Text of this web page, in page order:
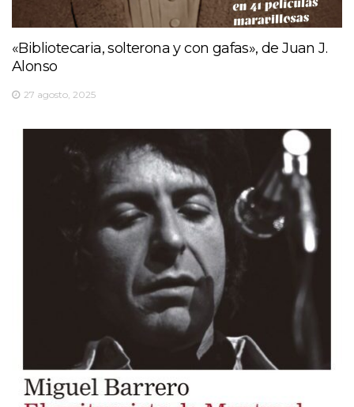
«Bibliotecaria, solterona y con gafas», de Juan J.
Alonso
27 agosto, 2025